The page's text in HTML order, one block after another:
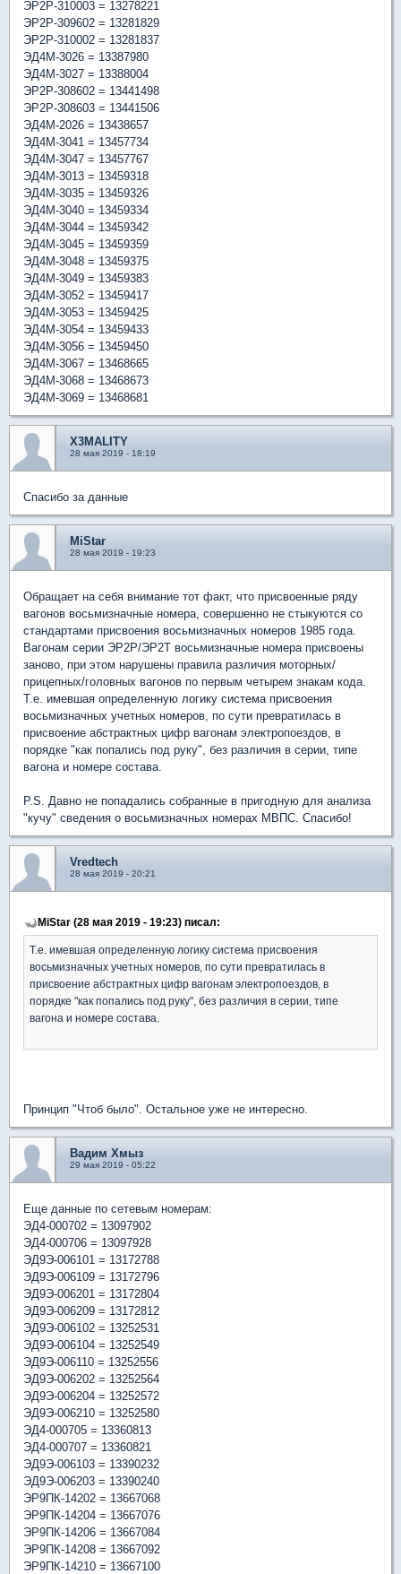
ЭР2Р-310003 = 13278221
ЭР2Р-309602 = 13281829
ЭР2Р-310002 = 13281837
ЭД4М-3026 = 13387980
ЭД4М-3027 = 13388004
ЭР2Р-308602 = 13441498
ЭР2Р-308603 = 13441506
ЭД4М-2026 = 13438657
ЭД4М-3041 = 13457734
ЭД4М-3047 = 13457767
ЭД4М-3013 = 13459318
ЭД4М-3035 = 13459326
ЭД4М-3040 = 13459334
ЭД4М-3044 = 13459342
ЭД4М-3045 = 13459359
ЭД4М-3048 = 13459375
ЭД4М-3049 = 13459383
ЭД4М-3052 = 13459417
ЭД4М-3053 = 13459425
ЭД4М-3054 = 13459433
ЭД4М-3056 = 13459450
ЭД4М-3067 = 13468665
ЭД4М-3068 = 13468673
ЭД4М-3069 = 13468681
X3MALITY
28 мая 2019 - 18:19
Спасибо за данные
MiStar
28 мая 2019 - 19:23
Обращает на себя внимание тот факт, что присвоенные ряду
вагонов восьмизначные номера, совершенно не стыкуются со
стандартами присвоения восьмизначных номеров 1985 года.
Вагонам серии ЭР2Р/ЭР2Т восьмизначные номера присвоены
заново, при этом нарушены правила различия моторных/
прицепных/головных вагонов по первым четырем знакам кода.
Т.е. имевшая определенную логику система присвоения
восьмизначных учетных номеров, по сути превратилась в
присвоение абстрактных цифр вагонам электропоездов, в
порядке "как попались под руку", без различия в серии, типе
вагона и номере состава.
P.S. Давно не попадались собранные в пригодную для анализа
"кучу" сведения о восьмизначных номерах МВПС. Спасибо!
Vredtech
28 мая 2019 - 20:21
MiStar (28 мая 2019 - 19:23) писал:
Т.е. имевшая определенную логику система присвоения
восьмизначных учетных номеров, по сути превратилась в
присвоение абстрактных цифр вагонам электропоездов, в
порядке "как попались под руку", без различия в серии, типе
вагона и номере состава.
Принцип "Чтоб было". Остальное уже не интересно.
Вадим Хмыз
29 мая 2019 - 05:22
Еще данные по сетевым номерам:
ЭД4-000702 = 13097902
ЭД4-000706 = 13097928
ЭД9Э-006101 = 13172788
ЭД9Э-006109 = 13172796
ЭД9Э-006201 = 13172804
ЭД9Э-006209 = 13172812
ЭД9Э-006102 = 13252531
ЭД9Э-006104 = 13252549
ЭД9Э-006110 = 13252556
ЭД9Э-006202 = 13252564
ЭД9Э-006204 = 13252572
ЭД9Э-006210 = 13252580
ЭД4-000705 = 13360813
ЭД4-000707 = 13360821
ЭД9Э-006103 = 13390232
ЭД9Э-006203 = 13390240
ЭР9ПК-14202 = 13667068
ЭР9ПК-14204 = 13667076
ЭР9ПК-14206 = 13667084
ЭР9ПК-14208 = 13667092
ЭР9ПК-14210 = 13667100